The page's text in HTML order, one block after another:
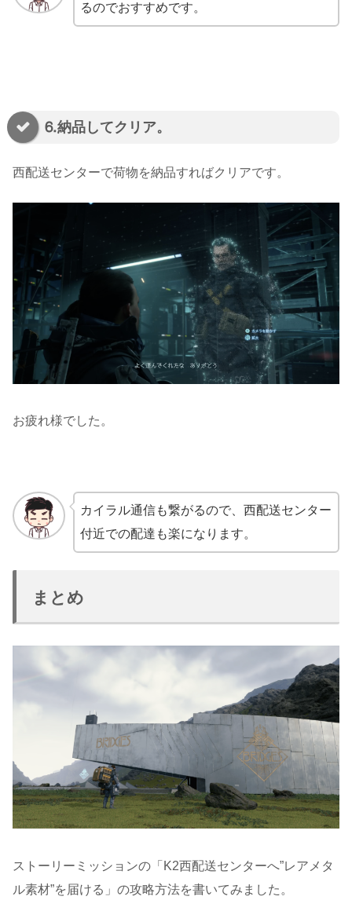
るのでおすすめです。
⒍納品してクリア。
西配送センターで荷物を納品すればクリアです。
お疲れ様でした。
カイラル通信も繋がるので、西配送センター
付近での配達も楽になります。
まとめ
ストーリーミッションの「K2西配送センターへ”レアメタ
ル素材”を届ける」の攻略方法を書いてみました。